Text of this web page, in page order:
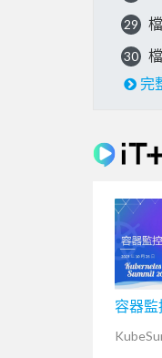
29
30
完
容器監